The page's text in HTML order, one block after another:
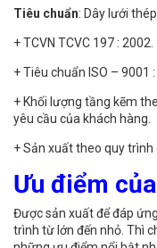
Tiêu chuẩn: Dây lưới
+ TCVN TCVC 197 : 2002.
+ Tiêu chuẩn ISO – 9001 :
+ Khối lượng tầng kẽm
yêu cầu của khách hàng.
+ Sản xuất theo quy trình
Ưu điểm
Được sản xuất để đáp
trình từ lớn đến nhỏ. Thì